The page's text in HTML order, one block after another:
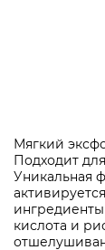
Мягкий
Подходит
Уникальная
кислота и